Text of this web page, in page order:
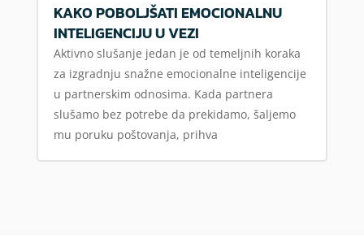
KAKO POBOLJŠATI EMOCIONALNU
INTELIGENCIJU U VEZI
Aktivno slušanje jedan je od temeljnih koraka
za izgradnju snažne emocionalne inteligencije
u partnerskim odnosima. Kada partnera
slušamo bez potrebe da prekidamo, šaljemo
mu poruku poštovanja, prihva